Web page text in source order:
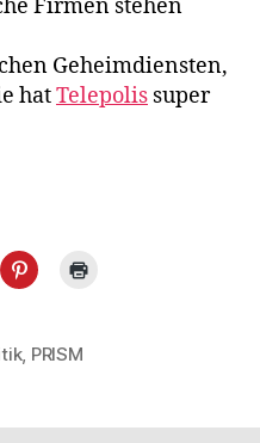
Firmen stehen
Geheimdiensten,
hatTelepolis super
, PRISM